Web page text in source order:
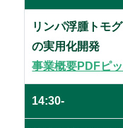
リンパ浮腫トモ
の実用化開発
事業概要PDFピ
14:30-